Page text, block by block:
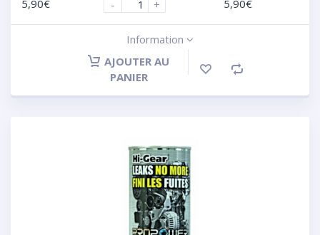
5,90€
-
+
5,90€
Information
AJOUTER AU
PANIER